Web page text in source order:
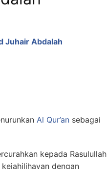
Juhair Abdalah
Al Qur’an sebagai
kepada Rasulullah
dengan